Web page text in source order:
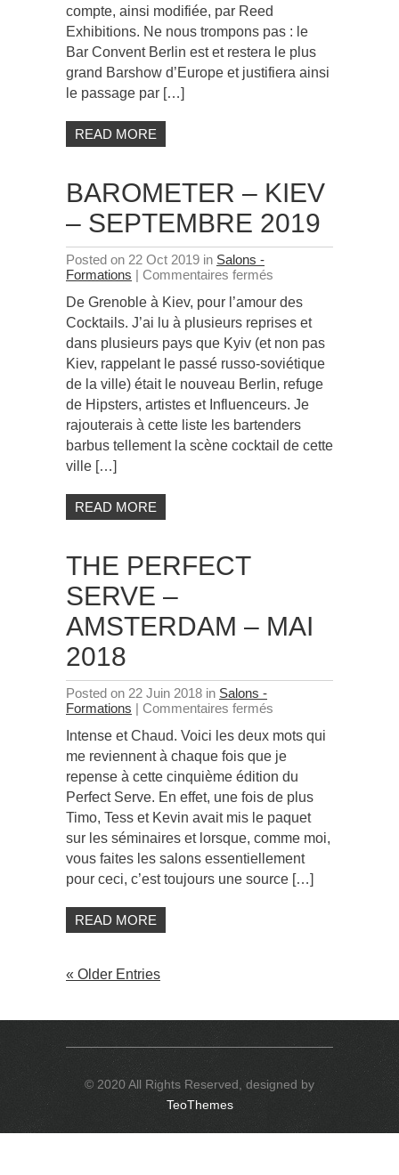
compte, ainsi modifiée, par Reed
Exhibitions. Ne nous trompons pas : le
Bar Convent Berlin est et restera le plus
grand Barshow d’Europe et justifiera ainsi
le passage par […]
READ MORE
BAROMETER – KIEV
– SEPTEMBRE 2019
Posted on 22 Oct 2019 in Salons -
Formations | Commentaires fermés
–
Kiev
Septembre
2019
De Grenoble à Kiev, pour l’amour des
Cocktails. J’ai lu à plusieurs reprises et
dans plusieurs pays que Kyiv (et non pas
Kiev, rappelant le passé russo-soviétique
de la ville) était le nouveau Berlin, refuge
de Hipsters, artistes et Influenceurs. Je
rajouterais à cette liste les bartenders
barbus tellement la scène cocktail de cette
ville […]
READ MORE
THE PERFECT
SERVE –
AMSTERDAM – MAI
2018
Posted on 22 Juin 2018 in Salons -
Formations | Commentaires fermés
Perfect
Serve
–
Amsterdam
–
Mai
2018
Intense et Chaud. Voici les deux mots qui
me reviennent à chaque fois que je
repense à cette cinquième édition du
Perfect Serve. En effet, une fois de plus
Timo, Tess et Kevin avait mis le paquet
sur les séminaires et lorsque, comme moi,
vous faites les salons essentiellement
pour ceci, c’est toujours une source […]
READ MORE
« Older Entries
© 2020 All Rights Reserved, designed by
TeoThemes